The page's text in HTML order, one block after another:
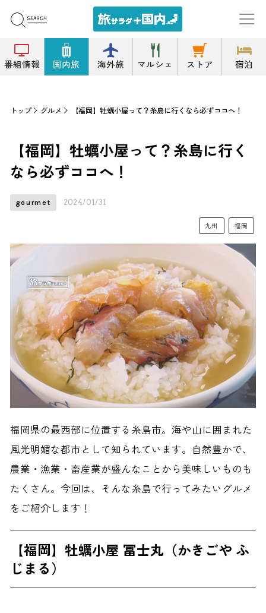
番組情報 国内旅 海外旅 マルシェ ストア 宿泊
トップ グルメ 【福岡】牡蠣小屋って？糸島に行くなら必ずココへ！
【福岡】牡蠣小屋って？糸島に行く
なら必ずココへ！
gourmet 2024/01/31
九州 福岡
福岡県の最西部に位置する糸島市。海や山に囲まれた
風光明媚な都市として知られています。自然豊かで、
農業・漁業・畜産業が盛んなことから美味しいものも
たくさん。今回は、そんな糸島で行ってみたいグルメ
をご紹介します！
【福岡】牡蠣小屋 冨士丸（かきごや ふ
じまる）